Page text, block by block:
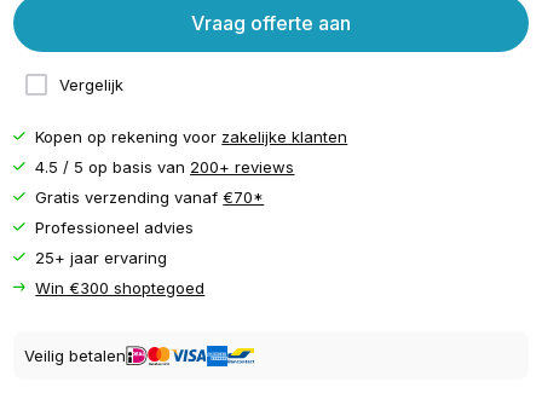
Vergelijk
Vraag offerte aan
Kopen op rekening voor zakelijke klanten
4.5 / 5 op basis van 200+ reviews
Gratis verzending vanaf€70*
Professioneel advies
25+ jaar ervaring
Win €300 shoptegoed
Veilig betalen